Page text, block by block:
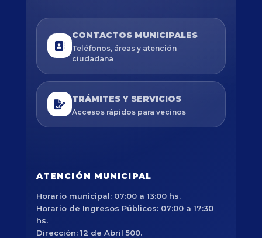
CONTACTOS MUNICIPALES
Teléfonos, áreas y atención
ciudadana
TRÁMITES Y SERVICIOS
Accesos rápidos para vecinos
ATENCIÓN MUNICIPAL
Horario municipal: 07:00 a 13:00 hs.
Horario de Ingresos Públicos: 07:00 a 17:30
hs.
Dirección: 12 de Abril 500.